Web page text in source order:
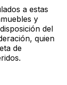
a estas
y
del
quien
de